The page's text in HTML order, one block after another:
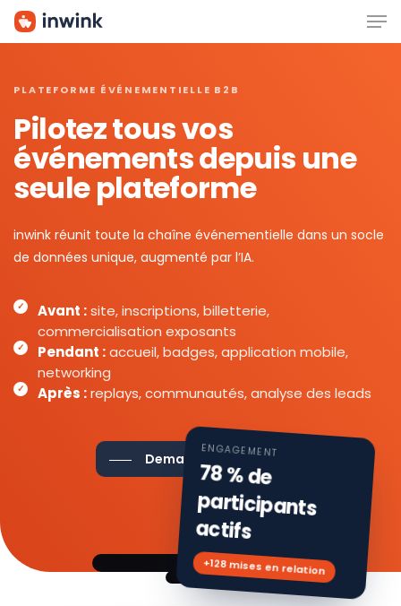
Skip
PLATEFORME ÉVÉNEMENTIELLE B2B
Pilotez tous vos
événements depuis une
seule plateforme
inwink réunit toute la chaîne événementielle dans un socle
de données unique, augmenté par l’IA.
Avant :site, inscriptions, billetterie,
commercialisation exposants
Pendant :accueil, badges, application mobile,
networking
Après :replays, communautés, analyse des leads
Demander une démo
ENGAGEMENT
78 % de
participants
actifs
+128 mises en relation